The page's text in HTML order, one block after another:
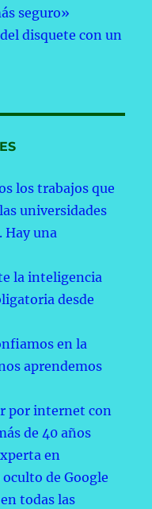
seguro»
disquete con un
los trabajos que
universidades
Hay una
la inteligencia
desde
en la
aprendemos
por internet con
de 40 años
en
de Google
todas las